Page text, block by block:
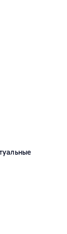
0 оценок
0 оценок